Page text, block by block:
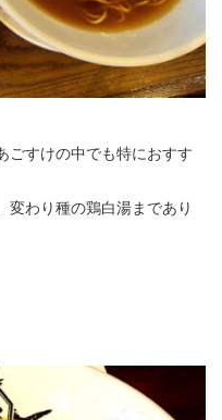
ごすけの中でも特におすす
変わり種の鶏白湯まであり